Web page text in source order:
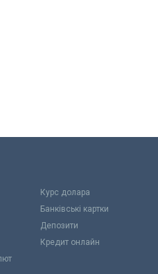
Курс долара
Банківські картки
Депозити
Кредит онлайн